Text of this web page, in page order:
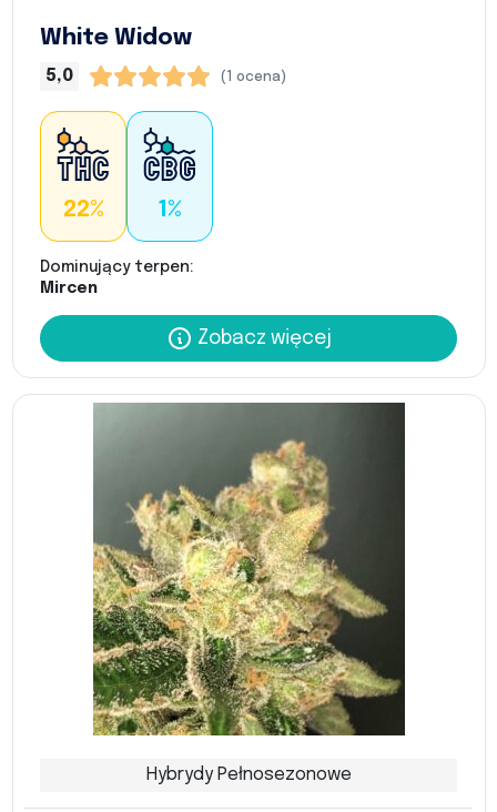
White Widow
5,0 (1 ocena)
22% 1%
Dominujący terpen:
Mircen
Zobacz więcej
Hybrydy Pełnosezonowe